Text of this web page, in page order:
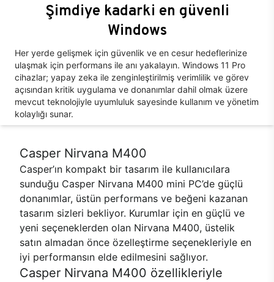
Şimdiye kadarki en güvenli
Windows
Her yerde gelişmek için güvenlik ve en cesur hedeflerinize
ulaşmak için performans ile anı yakalayın. Windows 11 Pro
cihazlar; yapay zeka ile zenginleştirilmiş verimlilik ve görev
açısından kritik uygulama ve donanımlar dahil olmak üzere
mevcut teknolojiyle uyumluluk sayesinde kullanım ve yönetim
kolaylığı sunar.
Casper Nirvana M400
Casper’ın kompakt bir tasarım ile kullanıcılara
sunduğu Casper Nirvana M400 mini PC’de güçlü
donanımlar, üstün performans ve beğeni kazanan
tasarım sizleri bekliyor. Kurumlar için en güçlü ve
yeni seçeneklerden olan Nirvana M400, üstelik
satın almadan önce özelleştirme seçenekleriyle en
iyi performansın elde edilmesini sağlıyor.
Casper Nirvana M400 özellikleriyle